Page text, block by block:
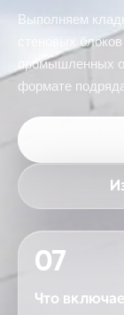
Выполняем
стеновых
промышленных
формате
07
Что